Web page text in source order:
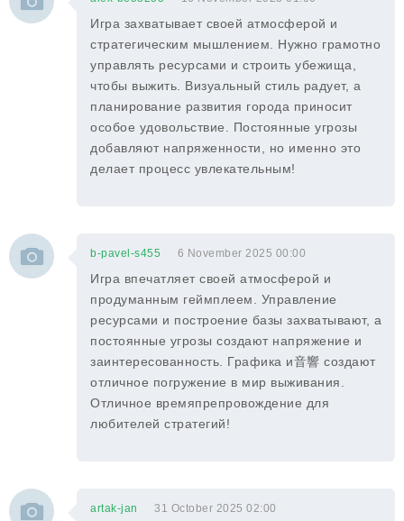
Игра захватывает своей атмосферой и
стратегическим мышлением. Нужно грамотно
управлять ресурсами и строить убежища,
чтобы выжить. Визуальный стиль радует, а
планирование развития города приносит
особое удовольствие. Постоянные угрозы
добавляют напряженности, но именно это
делает процесс увлекательным!
b-pavel-s455 6 November 2025 00:00
Игра впечатляет своей атмосферой и
продуманным геймплеем. Управление
ресурсами и построение базы захватывают, а
постоянные угрозы создают напряжение и
заинтересованность. Графика и音響 создают
отличное погружение в мир выживания.
Отличное времяпрепровождение для
любителей стратегий!
artak-jan 31 October 2025 02:00